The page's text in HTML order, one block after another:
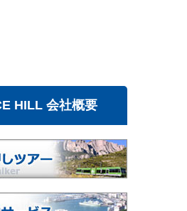
HILL 会社概要